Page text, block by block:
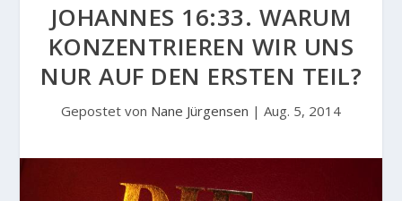
JOHANNES 16:33. WARUM
KONZENTRIEREN WIR UNS
NUR AUF DEN ERSTEN TEIL?
Gepostet von Nane Jürgensen | Aug. 5, 2014